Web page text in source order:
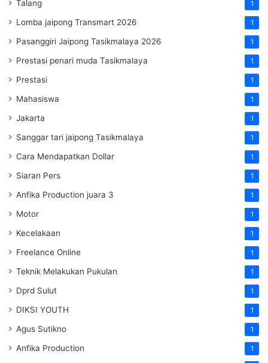
Talang 1
Lomba jaipong Transmart 2026 1
Pasanggiri Jaipong Tasikmalaya 2026 1
Prestasi penari muda Tasikmalaya 1
Prestasi 1
Mahasiswa 1
Jakarta 1
Sanggar tari jaipong Tasikmalaya 1
Cara Mendapatkan Dollar 1
Siaran Pers 1
Anfika Production juara 3 1
Motor 1
Kecelakaan 1
Freelance Online 1
Teknik Melakukan Pukulan 1
Dprd Sulut 1
DIKSI YOUTH 1
Agus Sutikno 1
Anfika Production 1